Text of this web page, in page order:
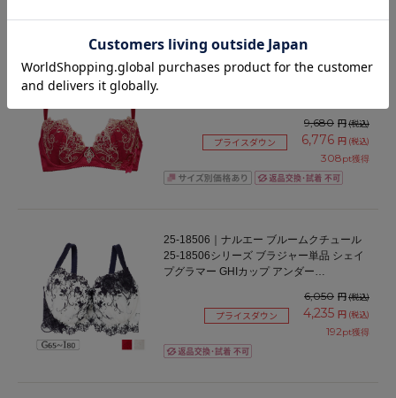
BTJ770｜ワコール サルート 70グループ
9,680 円(税込)
プライスダウン 6,776 円 (税込)
308pt獲得
25-18506｜ナルエー ブルームクチュール
25-18506シリーズ ブラジャー単品 シェイ
プグラマー GHIカップ アンダー
6,050 円(税込)
プライスダウン 4,235 円 (税込)
192pt獲得